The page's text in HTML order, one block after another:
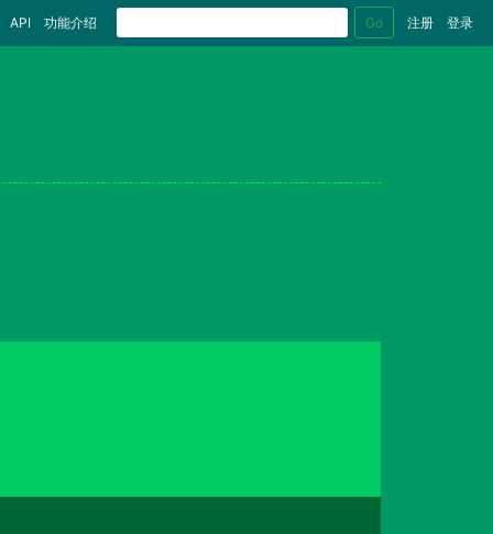
API 功能介绍 Go 注册 登录